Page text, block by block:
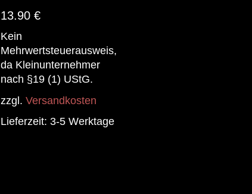
13.90 €
Kein
Mehrwertsteuerausweis,
da Kleinunternehmer
nach §19 (1) UStG.
zzgl. Versandkosten
Lieferzeit: 3-5 Werktage